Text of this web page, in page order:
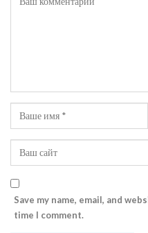
Save my name, email, and
time I comment.